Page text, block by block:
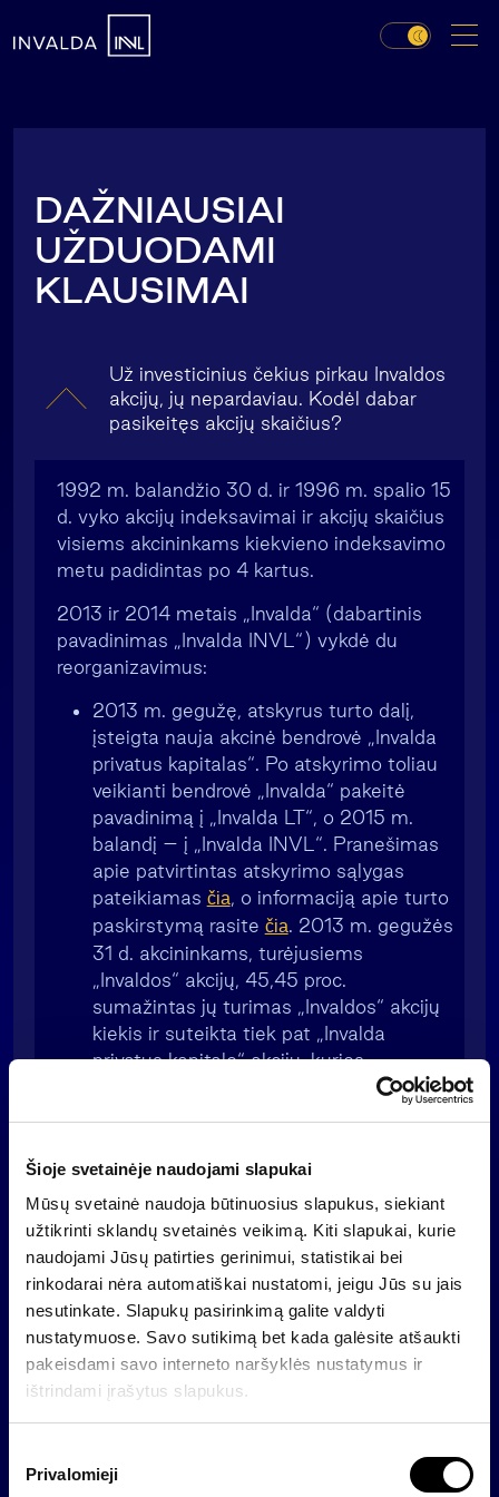
Šioje svetainėje naudojami slapukai
Mūsų svetainė naudoja būtinuosius slapukus, siekiant
užtikrinti sklandų svetainės veikimą. Kiti slapukai, kurie
naudojami Jūsų patirties gerinimui, statistikai bei
rinkodarai nėra automatiškai nustatomi, jeigu Jūs su jais
nesutinkate. Slapukų pasirinkimą galite valdyti
nustatymuose. Savo sutikimą bet kada galėsite atšaukti
pakeisdami savo interneto naršyklės nustatymus ir
ištrindami įrašytus slapukus.
Privalomieji
DAŽNIAUSIAI
UŽDUODAMI
KLAUSIMAI
Už investicinius čekius pirkau Invaldos
akcijų, jų nepardaviau. Kodėl dabar
pasikeitęs akcijų skaičius?
1992 m. balandžio 30 d. ir 1996 m. spalio 15
d. vyko akcijų indeksavimai ir akcijų skaičius
visiems akcininkams kiekvieno indeksavimo
metu padidintas po 4 kartus.
2013 ir 2014 metais „Invalda“ (dabartinis
pavadinimas „Invalda INVL“) vykdė du
reorganizavimus:
2013 m. gegužę, atskyrus turto dalį,
įsteigta nauja akcinė bendrovė „Invalda
privatus kapitalas“. Po atskyrimo toliau
veikianti bendrovė „Invalda“ pakeitė
pavadinimą į „Invalda LT“, o 2015 m.
balandį – į „Invalda INVL“. Pranešimas
apie patvirtintas atskyrimo sąlygas
pateikiamas čia, o informaciją apie turto
paskirstymą rasite čia. 2013 m. gegužės
31 d. akcininkams, turėjusiems
„Invaldos“ akcijų, 45,45 proc.
sumažintas jų turimas „Invaldos“ akcijų
kiekis ir suteikta tiek pat „Invalda
privatus kapitalo“ akcijų, kurios
nekotiruojamos NASDAQ Vilnius
atskyrimo turėjo 5 455 „Invaldos LT“ ir 4
545 „Invalda privatus kapitalas“ akcijų.
2014 m. „Invalda LT“, siekdama
pertvarkyti savo verslo modelį pagal
klasikinius turto valdymo principus ir
orientuotis į tai, kad pagrindines
pajamas bendrovė gauna iš turto
valdymo veiklos, atskyrė bendroves
„INVL Baltic Farmland“, „INVL Baltic
Real Estate“ ir „INVL Technology“. Su
dokumentai:
Pranešimas apie parengtas